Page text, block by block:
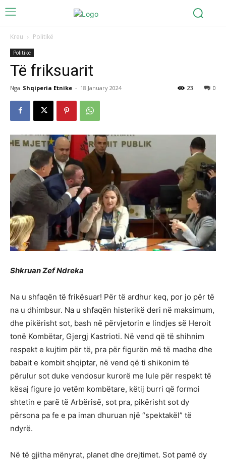
Kreu Politikë
Politikë
Të friksuarit
Nga Shqiperia Etnike - 18 January 2024 0
23
Shkruan Zef Ndreka
Na u shfaqën të frikësuar! Për të ardhur keq, por jo për të
na u dhimbsur. Na u shfaqën histerikë deri në maksimum,
dhe pikërisht sot, bash në përvjetorin e lindjes së Heroit
tonë Kombëtar, Gjergj Kastrioti. Në vend që të shihnim
respekt e kujtim për të, pra për figurën më të madhe dhe
babait e kombit shqiptar, në vend që ti shikonim të
përulur sot duke vendosur kurorë me lule për respekt të
kësaj figure jo vetëm kombëtare, këtij burri që formoi
shtetin e parë të Arbërisë, sot pra, pikërisht sot dy
përsona pa fe e pa iman dhuruan një “spektakël” të
ndyrë.
Në të gjitha mënyrat, planet dhe drejtimet. Sot pamë dy